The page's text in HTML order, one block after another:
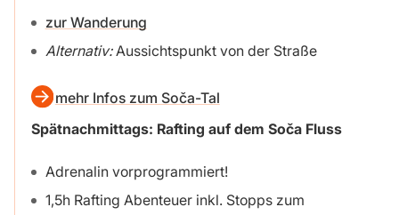
zur Wanderung
Alternativ:Aussichtspunkt von der Straße
mehr Infos zum Soča-Tal
Spätnachmittags: Rafting auf dem Soča Fluss
Adrenalin vorprogrammiert!
1,5h Rafting Abenteuer inkl. Stopps zum